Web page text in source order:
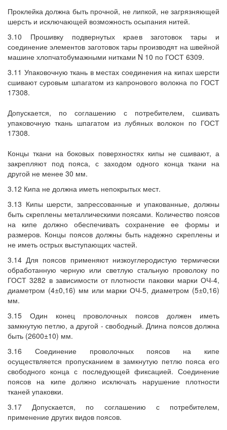
Проклейка должна быть прочной, не липкой, не загрязняющей
шерсть и исключающей возможность осыпания нитей.
3.10 Прошивку подвернутых краев заготовок тары и
соединение элементов заготовок тары производят на швейной
машине хлопчатобумажными нитками N 10 по ГОСТ 6309.
3.11 Упаковочную ткань в местах соединения на кипах шерсти
сшивают суровым шпагатом из капронового волокна по ГОСТ
17308.
Допускается, по соглашению с потребителем, сшивать
упаковочную ткань шпагатом из лубяных волокон по ГОСТ
17308.
Концы ткани на боковых поверхностях кипы не сшивают, а
закрепляют под пояса, с заходом одного конца ткани на
другой не менее 30 мм.
3.12 Кипа не должна иметь непокрытых мест.
3.13 Кипы шерсти, запрессованные и упакованные, должны
быть скреплены металлическими поясами. Количество поясов
на кипе должно обеспечивать сохранение ее формы и
размеров. Концы поясов должны быть надежно скреплены и
не иметь острых выступающих частей.
3.14 Для поясов применяют низкоуглеродистую термически
обработанную черную или светлую стальную проволоку по
ГОСТ 3282 в зависимости от плотности паковки марки ОЧ-4,
диаметром (4±0,16) мм или марки ОЧ-5, диаметром (5±0,16)
мм.
3.15 Один конец проволочных поясов должен иметь
замкнутую петлю, а другой - свободный. Длина поясов должна
быть (2600±10) мм.
3.16 Соединение проволочных поясов на кипе
осуществляется пропусканием в замкнутую петлю пояса его
свободного конца с последующей фиксацией. Соединение
поясов на кипе должно исключать нарушение плотности
тканей упаковки.
3.17 Допускается, по соглашению с потребителем,
применение других видов поясов.